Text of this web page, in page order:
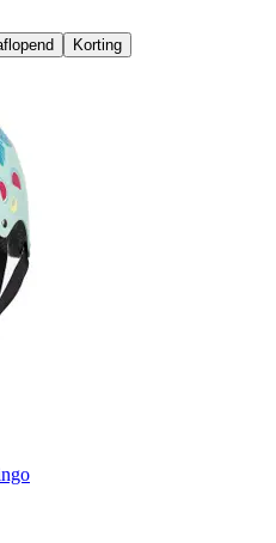
Korting